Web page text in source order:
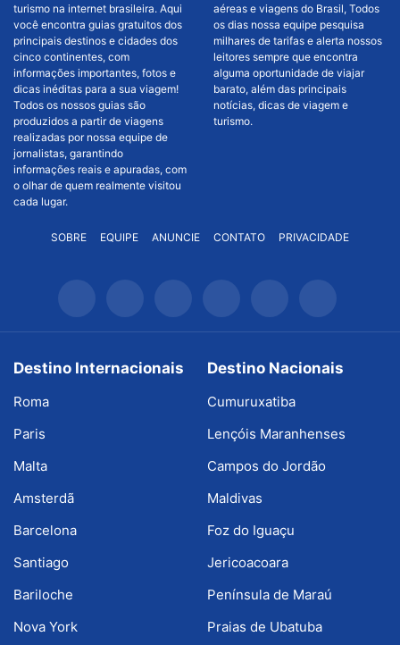
turismo na internet brasileira. Aqui
você encontra guias gratuitos dos
principais destinos e cidades dos
cinco continentes, com
informações importantes, fotos e
dicas inéditas para a sua viagem!
Todos os nossos guias são
produzidos a partir de viagens
realizadas por nossa equipe de
jornalistas, garantindo
informações reais e apuradas, com
o olhar de quem realmente visitou
cada lugar.
aéreas e viagens do Brasil, Todos
os dias nossa equipe pesquisa
milhares de tarifas e alerta nossos
leitores sempre que encontra
alguma oportunidade de viajar
barato, além das principais
notícias, dicas de viagem e
turismo.
SOBRE EQUIPE ANUNCIE CONTATO PRIVACIDADE
Destino Internacionais
Roma
Paris
Malta
Amsterdã
Barcelona
Santiago
Bariloche
Nova York
Destino Nacionais
Cumuruxatiba
Lençóis Maranhenses
Campos do Jordão
Maldivas
Foz do Iguaçu
Jericoacoara
Península de Maraú
Praias de Ubatuba